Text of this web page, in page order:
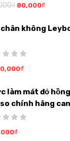
₫ 80,000₫
chân không
₫
làm mát đỏ
chính hãng
₫